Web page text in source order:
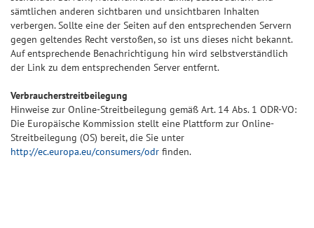
sämtlichen anderen sichtbaren und unsichtbaren Inhalten
verbergen. Sollte eine der Seiten auf den entsprechenden Servern
gegen geltendes Recht verstoßen, so ist uns dieses nicht bekannt.
Auf entsprechende Benachrichtigung hin wird selbstverständlich
der Link zu dem entsprechenden Server entfernt.
Verbraucherstreitbeilegung
Hinweise zur Online-Streitbeilegung gemäß Art. 14 Abs. 1 ODR-VO:
Die Europäische Kommission stellt eine Plattform zur Online-
Streitbeilegung (OS) bereit, die Sie unter
http://ec.europa.eu/consumers/odr finden.